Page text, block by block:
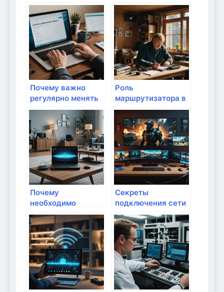
Почему важно
регулярно менять
пароли на
домашних
устройствах:
защита вашего
цифрового
пространства
Роль
маршрутизатора в
умном доме:
основные функции
Почему
необходимо
регулярно
проверять
уязвимости в
домашней сети:
безопасность дома
в цифровую эпоху
Секреты
подключения сети
к каждому
устройству в
вашем доме